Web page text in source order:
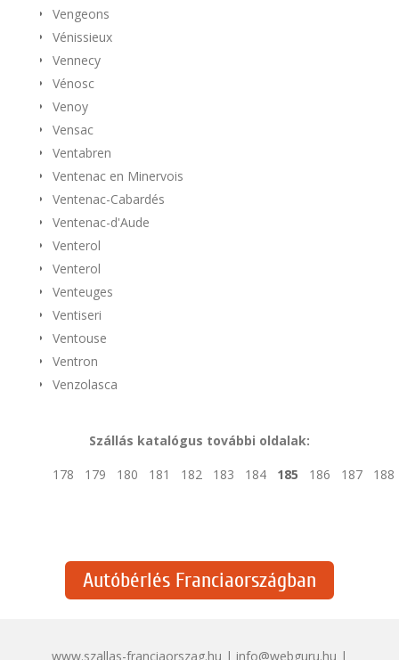
Vengeons
Vénissieux
Vennecy
Vénosc
Venoy
Vensac
Ventabren
Ventenac en Minervois
Ventenac-Cabardés
Ventenac-d'Aude
Venterol
Venterol
Venteuges
Ventiseri
Ventouse
Ventron
Venzolasca
Szállás katalógus további oldalak:
178
179 180 181 182 183 184 185 186 187 188
Autóbérlés Franciaországban
www.szallas-franciaorszag.hu | info@webguru.hu |